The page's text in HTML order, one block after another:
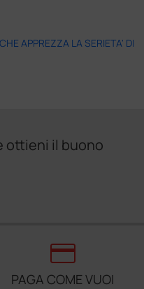
APPREZZA LA SERIETA' DI
ottieni il buono
credit_card
PAGA COME VUOI